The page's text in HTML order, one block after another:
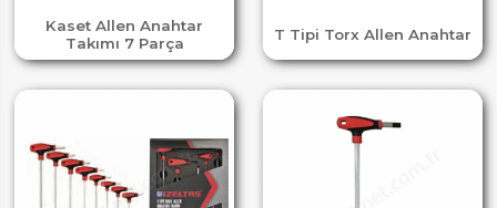
Kaset Allen Anahtar
Takımı 7 Parça
T Tipi Torx Allen Anahtar